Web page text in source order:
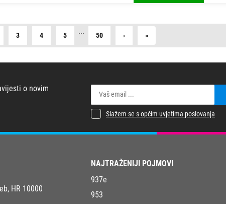
3 4 5 ... 50 ›Next »Last
o novim
Slažem se s općim uvjetima poslovanja
HR 10000
NAJTRAŽENIJI POJMOVI
937e
953